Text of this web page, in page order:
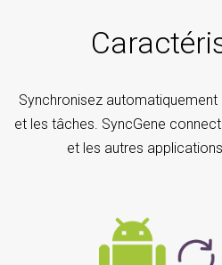
Synchronisez
et les tâches. SyncGene
et les autres